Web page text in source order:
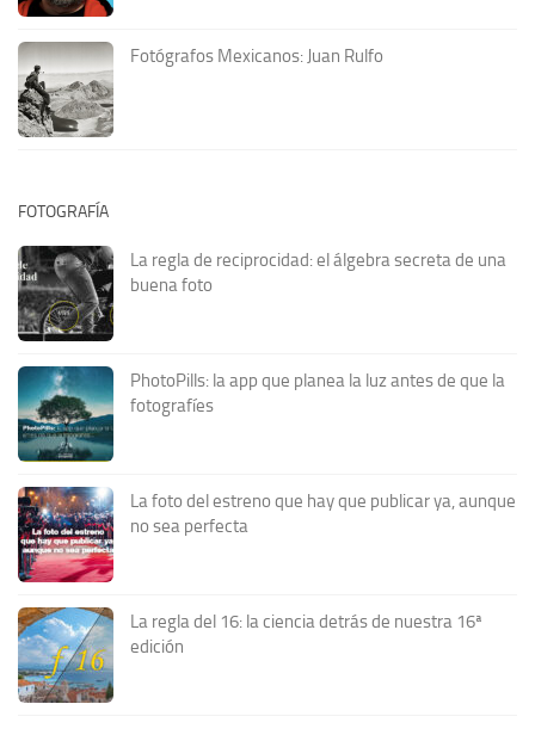
Fotógrafos Mexicanos: Juan Rulfo
FOTOGRAFÍA
La regla de reciprocidad: el álgebra secreta de una
buena foto
PhotoPills: la app que planea la luz antes de que la
fotografíes
La foto del estreno que hay que publicar ya, aunque
no sea perfecta
La regla del 16: la ciencia detrás de nuestra 16ª
edición